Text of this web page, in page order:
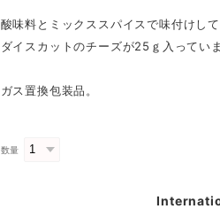
酸味料とミックススパイスで味付けして
ダイスカットのチーズが25ｇ入っていま
ガス置換包装品。
数量